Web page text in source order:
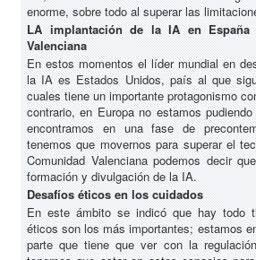
enorme, sobre todo al superar las
LA implantación de la IA en
Valenciana
En estos momentos el líder mundial en
la IA es Estados Unidos, país al que
cuales tiene un importante protagonismo
contrario, en Europa no estamos
encontramos en una fase de
tenemos que movernos para superar el
Comunidad Valenciana podemos decir
formación y divulgación de la IA.
Desafíos éticos en los cuidados
En este ámbito se indicó que hay todo
éticos son los más importantes; estamos
parte que tiene que ver con la